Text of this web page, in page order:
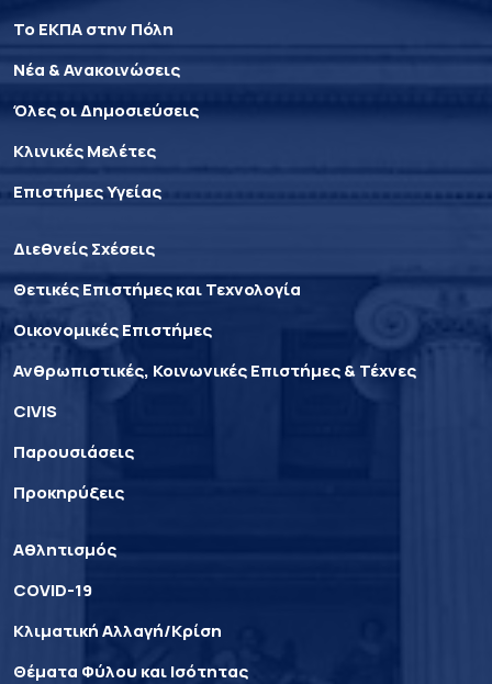
Το ΕΚΠΑ στην Πόλη
Νέα & Ανακοινώσεις
Όλες οι Δημοσιεύσεις
Κλινικές Μελέτες
Επιστήμες Υγείας
Διεθνείς Σχέσεις
Θετικές Επιστήμες και Τεχνολογία
Οικονομικές Επιστήμες
Ανθρωπιστικές, Κοινωνικές Επιστήμες & Τέχνες
CIVIS
Παρουσιάσεις
Προκηρύξεις
Αθλητισμός
COVID-19
Κλιματική Αλλαγή/Κρίση
Θέματα Φύλου και Ισότητας